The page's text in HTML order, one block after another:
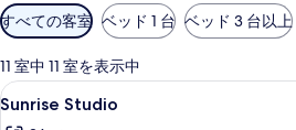
利
用
可
能
な
すべての客室 ベッド 1 台 ベッド 3 台以上
11 室中 11 室を表示中
Sunrise
Studio
6
Sunrise Studio